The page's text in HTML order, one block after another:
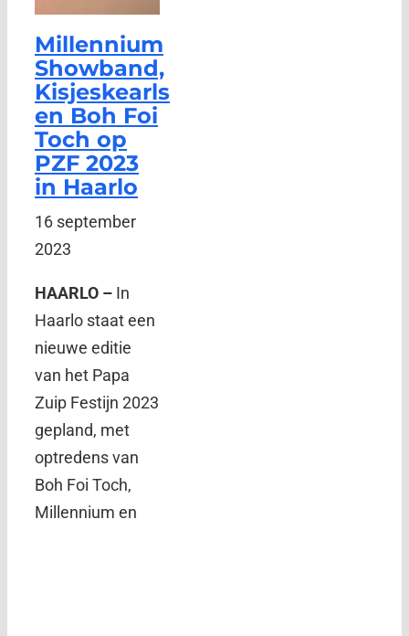
Millennium
Showband,
Kisjeskearls
en Boh Foi
Toch op
PZF 2023
in Haarlo
16 september
2023
HAARLO – In
Haarlo staat een
nieuwe editie
van het Papa
Zuip Festijn 2023
gepland, met
optredens van
Boh Foi Toch,
Millennium en